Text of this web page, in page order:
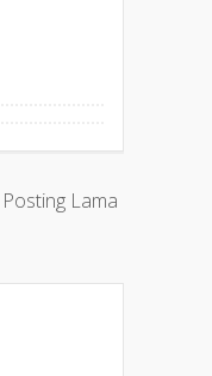
Posting Lama